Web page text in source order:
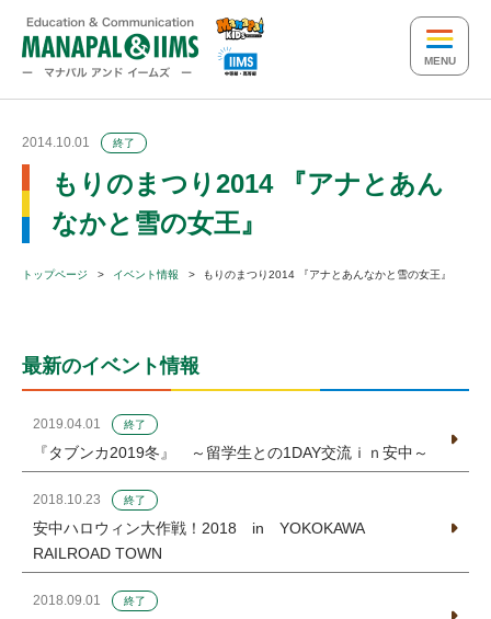
MENU
2014.10.01 終了
もりのまつり2014 『アナとあん
なかと雪の女王』
トップページ イベント情報 もりのまつり2014 『アナとあんなかと雪の女王』
最新のイベント情報
2019.04.01 終了
『タブンカ2019冬』 ～留学生との1DAY交流ｉｎ安中～
2018.10.23 終了
安中ハロウィン大作戦！2018 in YOKOKAWA
RAILROAD TOWN
2018.09.01 終了